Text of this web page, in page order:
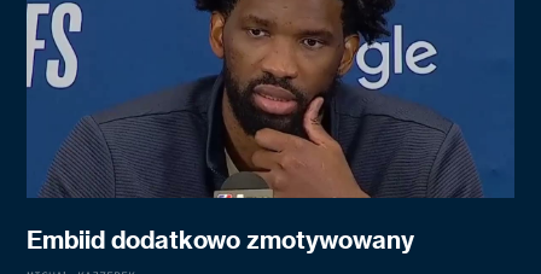
Embiid dodatkowo zmotywowany